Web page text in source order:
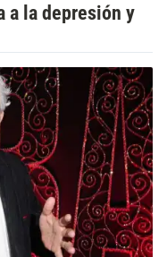
a la depresión y